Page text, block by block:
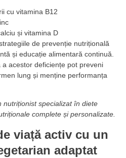
cu vitamina B12
și vitamina D
de prevenție nutrițională
și educație alimentară continuă.
acestor deficiențe pot preveni
lung și menține performanța
nutriționist specializat în diete
complete și personalizate.
viață activ cu un
adaptat